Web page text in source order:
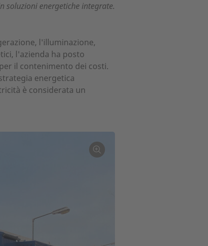
soluzioni energetiche integrate.
l'illuminazione,
l'azienda ha posto
il contenimento dei costi.
energetica
è considerata un